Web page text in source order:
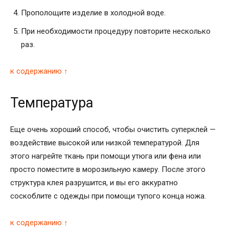
Прополощите изделие в холодной воде.
При необходимости процедуру повторите несколько
раз.
к содержанию ↑
Температура
Еще очень хороший способ, чтобы очистить суперклей —
воздействие высокой или низкой температурой. Для
этого нагрейте ткань при помощи утюга или фена или
просто поместите в морозильную камеру. После этого
структура клея разрушится, и вы его аккуратно
соскоблите с одежды при помощи тупого конца ножа.
к содержанию ↑